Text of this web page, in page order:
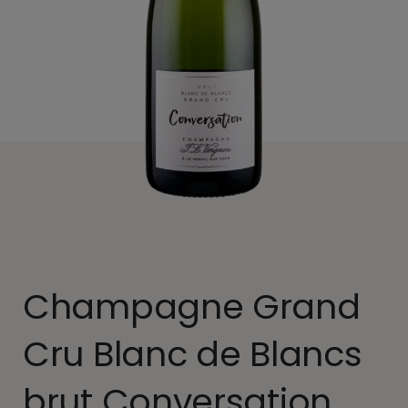
Champagne Grand
Cru Blanc de Blancs